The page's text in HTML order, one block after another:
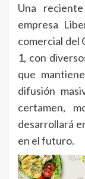
Una
empresa
comercial del
1, con
que
difusión
certamen,
desarrollará
en el futuro.